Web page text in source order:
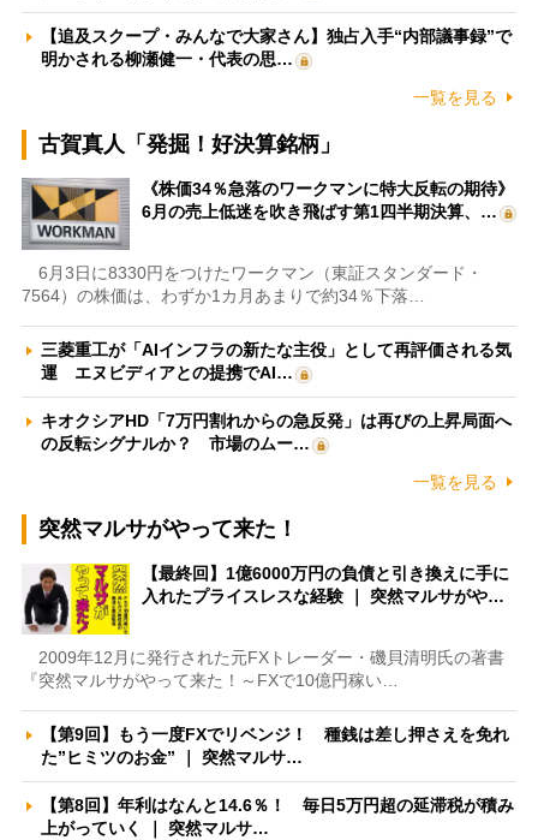
【追及スクープ・みんなで大家さん】独占入手“内部議事録”で
明かされる柳瀬健一・代表の思…
一覧を見る
古賀真人「発掘！好決算銘柄」
《株価34％急落のワークマンに特大反転の期待》
6月の売上低迷を吹き飛ばす第1四半期決算、…
6月3日に8330円をつけたワークマン（東証スタンダード・
7564）の株価は、わずか1カ月あまりで約34％下落…
三菱重工が「AIインフラの新たな主役」として再評価される気
運 エヌビディアとの提携でAI…
キオクシアHD「7万円割れからの急反発」は再びの上昇局面へ
の反転シグナルか？ 市場のムー…
一覧を見る
突然マルサがやって来た！
【最終回】1億6000万円の負債と引き換えに手に
入れたプライスレスな経験 ｜ 突然マルサがや…
2009年12月に発行された元FXトレーダー・磯貝清明氏の著書
『突然マルサがやって来た！～FXで10億円稼い…
【第9回】もう一度FXでリベンジ！ 種銭は差し押さえを免れ
た”ヒミツのお金” ｜ 突然マルサ…
【第8回】年利はなんと14.6％！ 毎日5万円超の延滞税が積み
上がっていく ｜ 突然マルサ…